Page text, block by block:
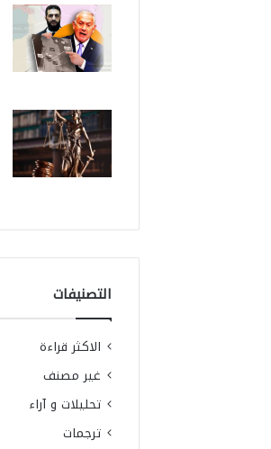
التصنيفات
الاكثر قراءة
غير مصنف
تحليلات و آراء
ترجمات